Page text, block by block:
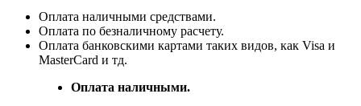
Оплата наличными средствами.
Оплата по безналичному расчету.
Оплата банковскими картами таких видов, как Visa и
MasterCard и тд.
Оплата наличными.